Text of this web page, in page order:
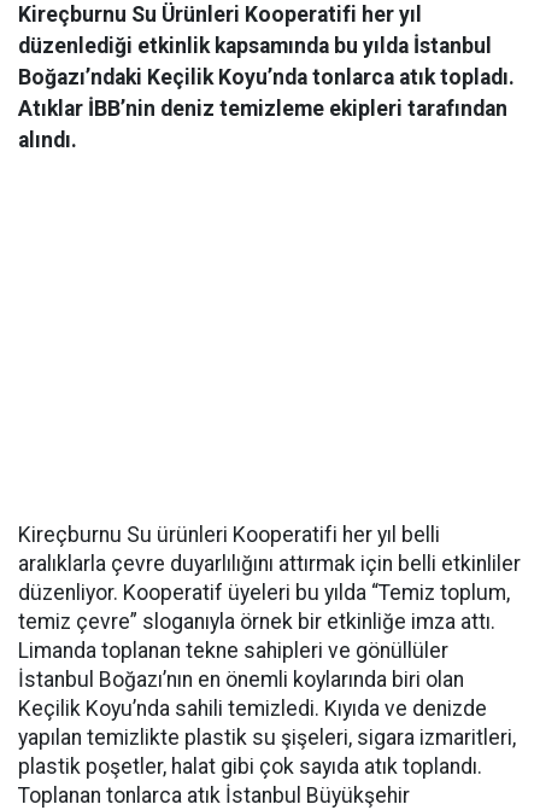
Kireçburnu Su Ürünleri Kooperatifi her yıl
düzenlediği etkinlik kapsamında bu yılda İstanbul
Boğazı’ndaki Keçilik Koyu’nda tonlarca atık topladı.
Atıklar İBB’nin deniz temizleme ekipleri tarafından
alındı.
Kireçburnu Su ürünleri Kooperatifi her yıl belli
aralıklarla çevre duyarlılığını attırmak için belli etkinliler
düzenliyor. Kooperatif üyeleri bu yılda “Temiz toplum,
temiz çevre” sloganıyla örnek bir etkinliğe imza attı.
Limanda toplanan tekne sahipleri ve gönüllüler
İstanbul Boğazı’nın en önemli koylarında biri olan
Keçilik Koyu’nda sahili temizledi. Kıyıda ve denizde
yapılan temizlikte plastik su şişeleri, sigara izmaritleri,
plastik poşetler, halat gibi çok sayıda atık toplandı.
Toplanan tonlarca atık İstanbul Büyükşehir